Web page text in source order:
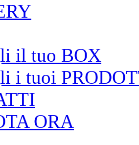
il tuo BOX
i tuoi
ORA